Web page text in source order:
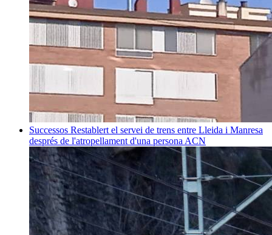
Successos Restablert el servei de trens entre Lleida i Manresa
després de l'atropellament d'una persona ACN